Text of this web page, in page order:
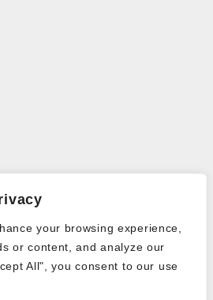
your browsing experience,
or content, and analyze our
All", you consent to our use